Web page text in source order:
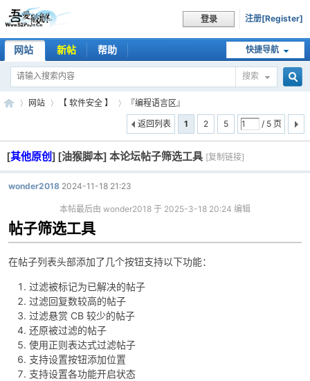
登录 注册[Register]
快捷导航
网站 新帖 帮助
搜索
吾 »
网站
›
【 软件安全 】
›
『编程语言区』
1
2 5 / 5 页
返回列表
[其他原创] [油猴脚本] 本论坛帖子筛选工具 [复制链接]
wonder2018 2024-11-18 21:23
本帖最后由 wonder2018 于 2025-3-18 20:24 编辑
帖子筛选工具
在帖子列表头部添加了几个按钮支持以下功能：
过滤被标记为已解决的帖子
过滤回复数较高的帖子
过滤悬赏 CB 较少的帖子
还原被过滤的帖子
使用正则表达式过滤帖子
支持设置按钮添加位置
支持设置各功能开启状态